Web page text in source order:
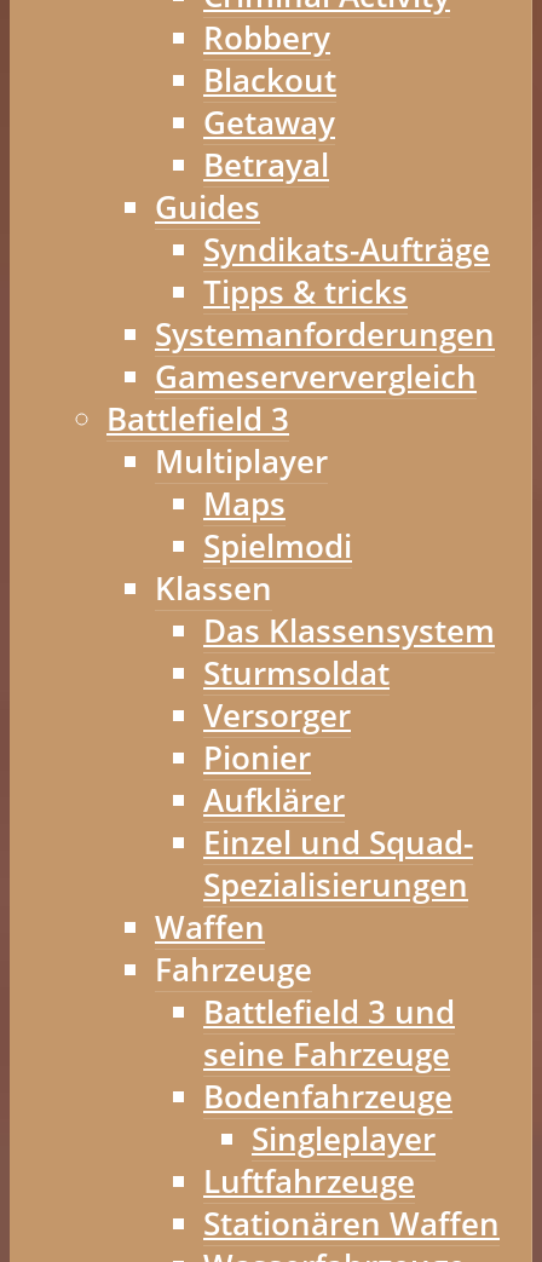
Robbery
Blackout
Getaway
Betrayal
Guides
Syndikats-Aufträge
Tipps & tricks
Systemanforderungen
Gameserververgleich
Battlefield 3
Multiplayer
Maps
Spielmodi
Klassen
Das Klassensystem
Sturmsoldat
Versorger
Pionier
Aufklärer
Einzel und Squad-
Spezialisierungen
Waffen
Fahrzeuge
Battlefield 3 und
seine Fahrzeuge
Bodenfahrzeuge
Singleplayer
Luftfahrzeuge
Stationären Waffen